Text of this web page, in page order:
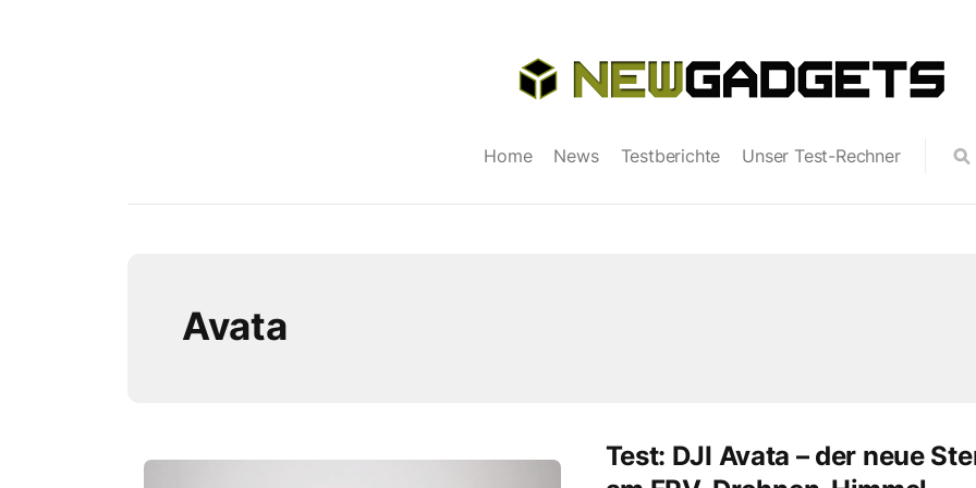
Home News Testberichte Unser Test-Rechner
Avata
Test: DJI Avata – der neue